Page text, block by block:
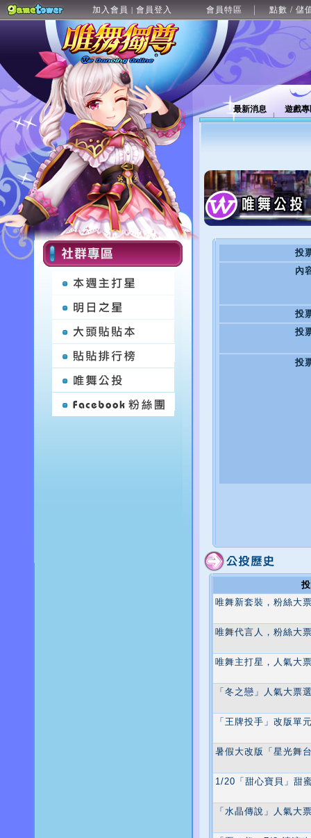
加入會員 | 會員登入 會員特區 點數 / 儲
最新消息 遊戲
投
內
投
投
投
唯舞新套裝，粉絲大
唯舞代言人，粉絲大
唯舞主打星，人氣大
「冬之戀」人氣大票
「王牌投手」改版單
暑假大改版「星光舞
1/20「甜心寶貝」甜
「水晶傳說」人氣大